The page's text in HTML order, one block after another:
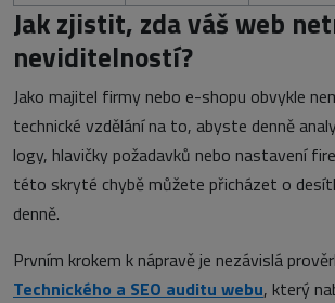
Jak zjistit, zda váš web
neviditelností?
Jako majitel firmy nebo e-shopu obvykle
technické vzdělání na to, abyste denně
logy, hlavičky požadavků nebo nastavení
této skryté chybě můžete přicházet o
denně.
Prvním krokem k nápravě je nezávislá
Technického a SEO auditu webu, který